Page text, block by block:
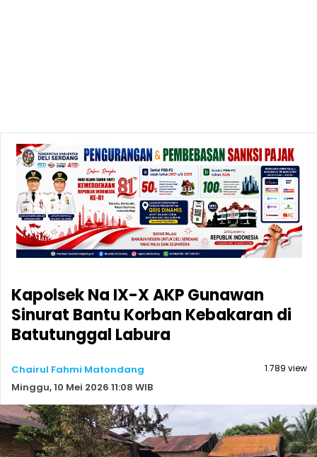
Kapolsek Na IX-X AKP Gunawan
Sinurat Bantu Korban Kebakaran di
Batutunggal Labura
Chairul Fahmi Matondang
Minggu, 10 Mei 2026 11:08 WIB
1.789 view